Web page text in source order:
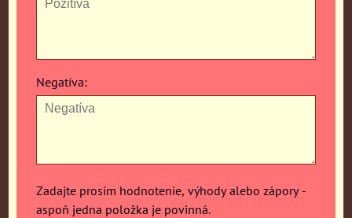
Negatíva:
Zadajte prosím hodnotenie, výhody alebo zápory -
aspoň jedna položka je povinná.